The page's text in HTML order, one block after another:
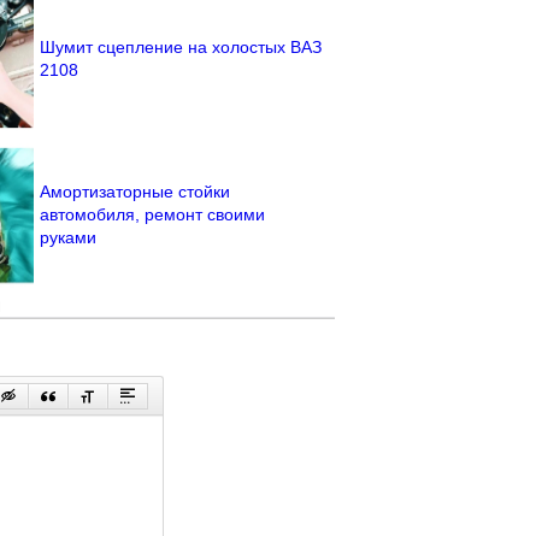
Шумит сцепление на холостых ВАЗ
2108
Амортизаторные стойки
автомобиля, ремонт своими
руками